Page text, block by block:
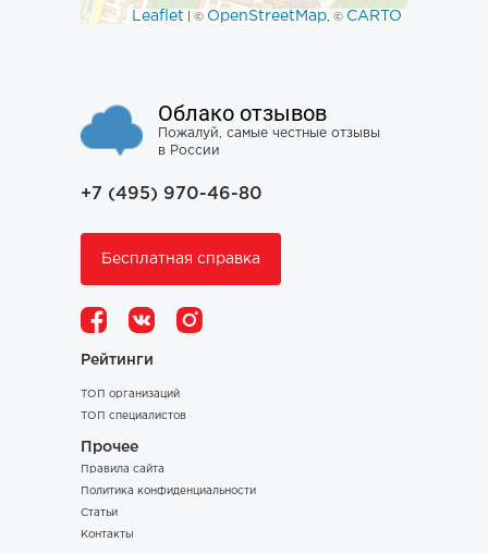
Leaflet | © OpenStreetMap, © CARTO
Облако отзывов
Пожалуй, самые честные отзывы
в России
+7 (495) 970-46-80
Бесплатная справка
Рейтинги
ТОП организаций
ТОП специалистов
Прочее
Правила сайта
Политика конфиденциальности
Статьи
Контакты